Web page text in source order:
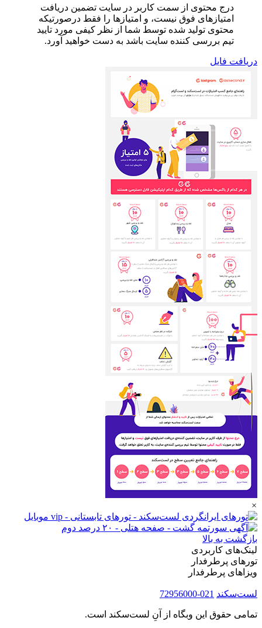
درج محتوی از سمت کاربر در سایت تضمین دریافت
امتیازهای فوق نیست، و امتیازها را فقط درصورتیکه
محتوی تولید شده توسط شما از نظر کیفی مورد تایید
تیم بررسی کننده سایت باشد به دست خواهید آورد.
دریافت فایل
×
بازگشت به بالا
لینک‌های کاربردی
تورهای پرطرفدار
ویزاهای پرطرفدار
لست‌سکند 021-72956000
تمامی حقوق این وبگاه از آنِ لست‌سکند است.